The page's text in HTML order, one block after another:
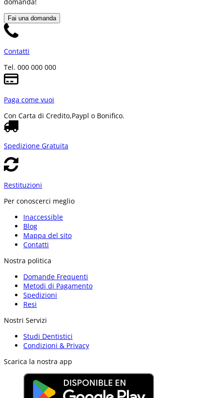
Fai una domanda
Contatti
Tel. 000 000 000
Paga come vuoi
Con Carta di Credito,Paypl o Bonifico.
Spedizione Gratuita
Restituzioni
Per conoscerci meglio
Inaccessible
Blog
Mappa del sito
Contatti
Nostra politica
Domande Frequenti
Metodi di Pagamento
Spedizioni
Resi
Nostri Servizi
Studi Dentistici
Condizioni & Privacy
Scarica la nostra app